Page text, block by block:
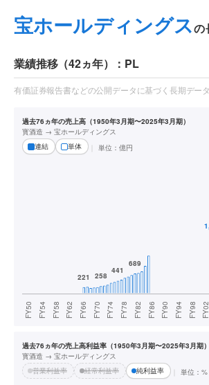
宝ホールディングスの
業績推移（42ヵ年）：PL
有価証券報告書などの公開データに基づく長期データ
過去76ヵ年の売上高（1950年3月期〜2025年3月期）
寳酒造 → 宝ホールディングス
連結
単体 単位： 億円
過去76ヵ年の売上高利益率（1950年3月期〜2025年3月期）
寳酒造 → 宝ホールディングス
営業利益率
経常利益率 純利益率 単位：%